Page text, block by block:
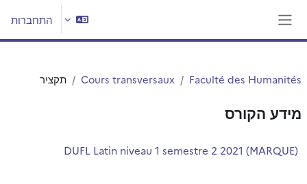
התחברות
Faculté des Humanités
Cours transversaux תקציר
מידע הקורס
DUFL Latin niveau 1 semestre 2 2021 (MARQUE)